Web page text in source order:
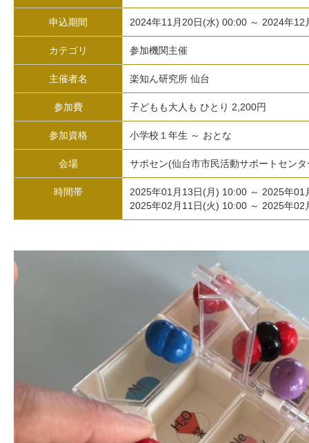
申込期間 2024年11月20日(水) 00:00 ～ 2024年12
カテゴリ 参加機関主催
主催者名 楽知ん研究所 仙台
参加費 子どもも大人も ひとり 2,200円
参加資格 小学校１年生 ～ おとな
会場 サポセン(仙台市市民活動サポートセン
時間帯
2025年01月13日(月) 10:00 ～ 2025年01
2025年02月11日(火) 10:00 ～ 2025年02